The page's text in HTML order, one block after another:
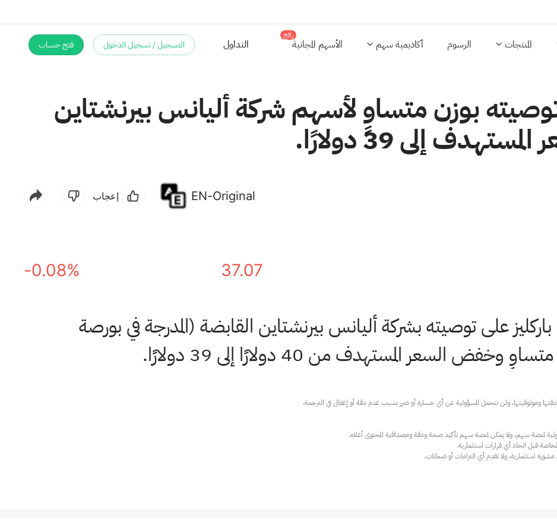
المنتجات الرسوم أكاديمية سهم الأسهم المجانية
رائج
التداول التسجيل / تسجيل الدخول فتح حساب
بوزن متساوٍ لأسهم شركة أليانس بيرنشتاين
إلى 39 دولارًا.
EN-Original إعجاب
37.07
-0.08%
على توصيته بشركة أليانس بيرنشتاين القابضة (المدرجة في بورصة
وخفض السعر المستهدف من 40 دولارًا إلى 39 دولارًا.
استثمارية، ولا تقدم أي التزامات أو ضمانات.